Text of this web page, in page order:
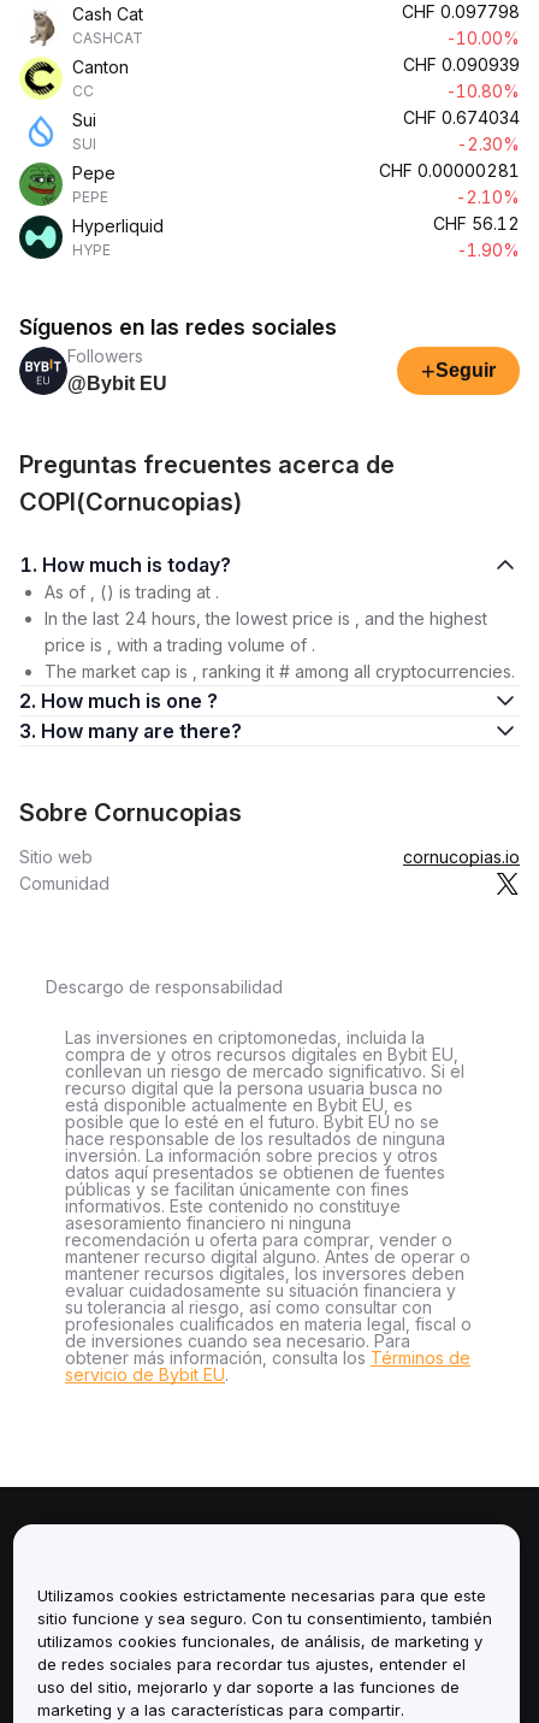
Cash Cat
CASHCAT
CHF 0.097798
-10.00%
Canton
CC
CHF 0.090939
-10.80%
Sui
SUI
CHF 0.674034
-2.30%
Pepe
PEPE
CHF 0.00000281
-2.10%
Hyperliquid
HYPE
CHF 56.12
-1.90%
Síguenos en las redes sociales
Followers
@Bybit EU
+Seguir
Preguntas frecuentes acerca de
COPI(Cornucopias)
1. How much is today?
As of , () is trading at .
In the last 24 hours, the lowest price is , and the highest
price is , with a trading volume of .
The market cap is , ranking it # among all cryptocurrencies.
2. How much is one ?
3. How many are there?
Sobre Cornucopias
Sitio web
cornucopias.io
Comunidad
Descargo de responsabilidad
Las inversiones en criptomonedas, incluida la
compra de y otros recursos digitales en Bybit EU,
conllevan un riesgo de mercado significativo. Si el
recurso digital que la persona usuaria busca no
está disponible actualmente en Bybit EU, es
posible que lo esté en el futuro. Bybit EU no se
hace responsable de los resultados de ninguna
inversión. La información sobre precios y otros
datos aquí presentados se obtienen de fuentes
públicas y se facilitan únicamente con fines
informativos. Este contenido no constituye
asesoramiento financiero ni ninguna
recomendación u oferta para comprar, vender o
mantener recurso digital alguno. Antes de operar o
mantener recursos digitales, los inversores deben
evaluar cuidadosamente su situación financiera y
su tolerancia al riesgo, así como consultar con
profesionales cualificados en materia legal, fiscal o
de inversiones cuando sea necesario. Para
obtener más información, consulta los Términos de
servicio de Bybit EU.
Servicios
Soporte
Productos
Utilizamos cookies estrictamente necesarias para que este
sitio funcione y sea seguro. Con tu consentimiento, también
utilizamos cookies funcionales, de análisis, de marketing y
de redes sociales para recordar tus ajustes, entender el
uso del sitio, mejorarlo y dar soporte a las funciones de
marketing y a las características para compartir.